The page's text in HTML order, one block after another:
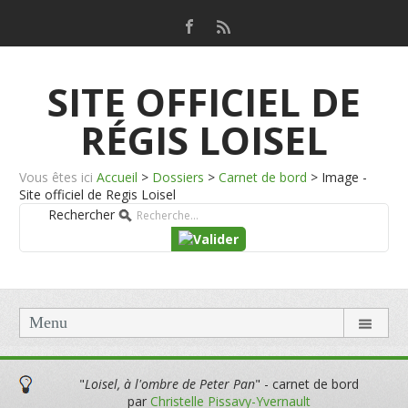
SITE OFFICIEL DE
RÉGIS LOISEL
Vous êtes ici Accueil > Dossiers > Carnet de bord > Image -
Site officiel de Regis Loisel
Rechercher
Menu
"Loisel, à l'ombre de Peter Pan" - carnet de bord
par Christelle Pissavy-Yvernault